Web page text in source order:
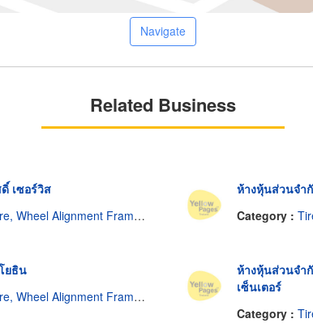
Navigate
Related Business
เซอร์วิส
Wheel Alignment Frame, Balancing
ห้างหุ้นส่วนจำ
Category :
ยธิน
Wheel Alignment Frame, Balancing
ห้างหุ้นส่วนจำ
เซ็นเตอร์
Category :